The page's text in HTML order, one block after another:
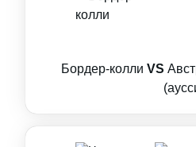
Бордер-колли VS